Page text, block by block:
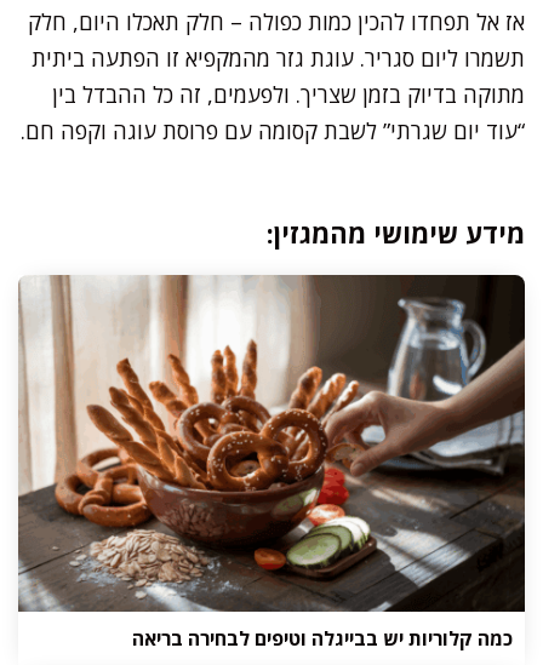
אז אל תפחדו להכין כמות כפולה – חלק תאכלו היום, חלק
תשמרו ליום סגריר. עוגת גזר מהמקפיא זו הפתעה ביתית
מתוקה בדיוק בזמן שצריך. ולפעמים, זה כל ההבדל בין
“עוד יום שגרתי” לשבת קסומה עם פרוסת עוגה וקפה חם.
מידע שימושי מהמגזין:
כמה קלוריות יש בבייגלה וטיפים לבחירה בריאה